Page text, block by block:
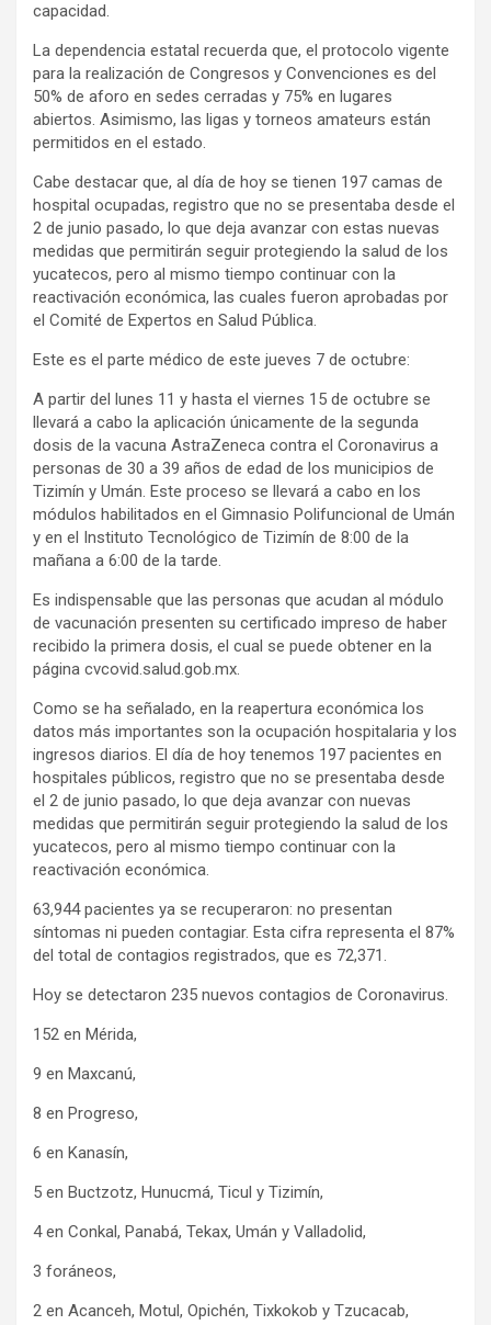
capacidad.
La dependencia estatal recuerda que, el protocolo vigente
para la realización de Congresos y Convenciones es del
50% de aforo en sedes cerradas y 75% en lugares
abiertos. Asimismo, las ligas y torneos amateurs están
permitidos en el estado.
Cabe destacar que, al día de hoy se tienen 197 camas de
hospital ocupadas, registro que no se presentaba desde el
2 de junio pasado, lo que deja avanzar con estas nuevas
medidas que permitirán seguir protegiendo la salud de los
yucatecos, pero al mismo tiempo continuar con la
reactivación económica, las cuales fueron aprobadas por
el Comité de Expertos en Salud Pública.
Este es el parte médico de este jueves 7 de octubre:
A partir del lunes 11 y hasta el viernes 15 de octubre se
llevará a cabo la aplicación únicamente de la segunda
dosis de la vacuna AstraZeneca contra el Coronavirus a
personas de 30 a 39 años de edad de los municipios de
Tizimín y Umán. Este proceso se llevará a cabo en los
módulos habilitados en el Gimnasio Polifuncional de Umán
y en el Instituto Tecnológico de Tizimín de 8:00 de la
mañana a 6:00 de la tarde.
Es indispensable que las personas que acudan al módulo
de vacunación presenten su certificado impreso de haber
recibido la primera dosis, el cual se puede obtener en la
página cvcovid.salud.gob.mx.
Como se ha señalado, en la reapertura económica los
datos más importantes son la ocupación hospitalaria y los
ingresos diarios. El día de hoy tenemos 197 pacientes en
hospitales públicos, registro que no se presentaba desde
el 2 de junio pasado, lo que deja avanzar con nuevas
medidas que permitirán seguir protegiendo la salud de los
yucatecos, pero al mismo tiempo continuar con la
reactivación económica.
63,944 pacientes ya se recuperaron: no presentan
síntomas ni pueden contagiar. Esta cifra representa el 87%
del total de contagios registrados, que es 72,371.
Hoy se detectaron 235 nuevos contagios de Coronavirus.
152 en Mérida,
9 en Maxcanú,
8 en Progreso,
6 en Kanasín,
5 en Buctzotz, Hunucmá, Ticul y Tizimín,
4 en Conkal, Panabá, Tekax, Umán y Valladolid,
3 foráneos,
2 en Acanceh, Motul, Opichén, Tixkokob y Tzucacab,